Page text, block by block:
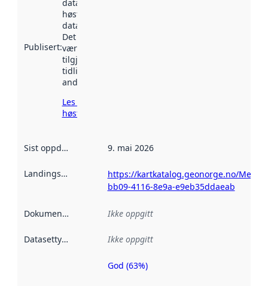
Publisert:
datasettet ble
høstet av
data.norge.no.
Det kan ha
vært
tilgjengelig
tidligere
andre steder.
Les mer om
høsting her
Sist oppdatert 9. mai 2026
Landingsside
https://kartkatalog.geonorge.no/
bb09-4116-8e9a-e9eb35ddaeab
Dokumentasjon Ikke oppgitt
Datasettype Ikke oppgitt
Metadatakvalitet
God (63%)